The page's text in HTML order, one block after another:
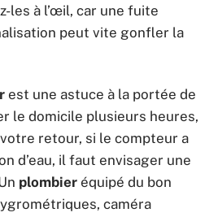
les à l’œil, car une fuite
peut vite gonfler la
est une astuce à la portée de
le domicile plusieurs heures,
retour, si le compteur a
d’eau, il faut envisager une
plombier équipé du bon
caméra